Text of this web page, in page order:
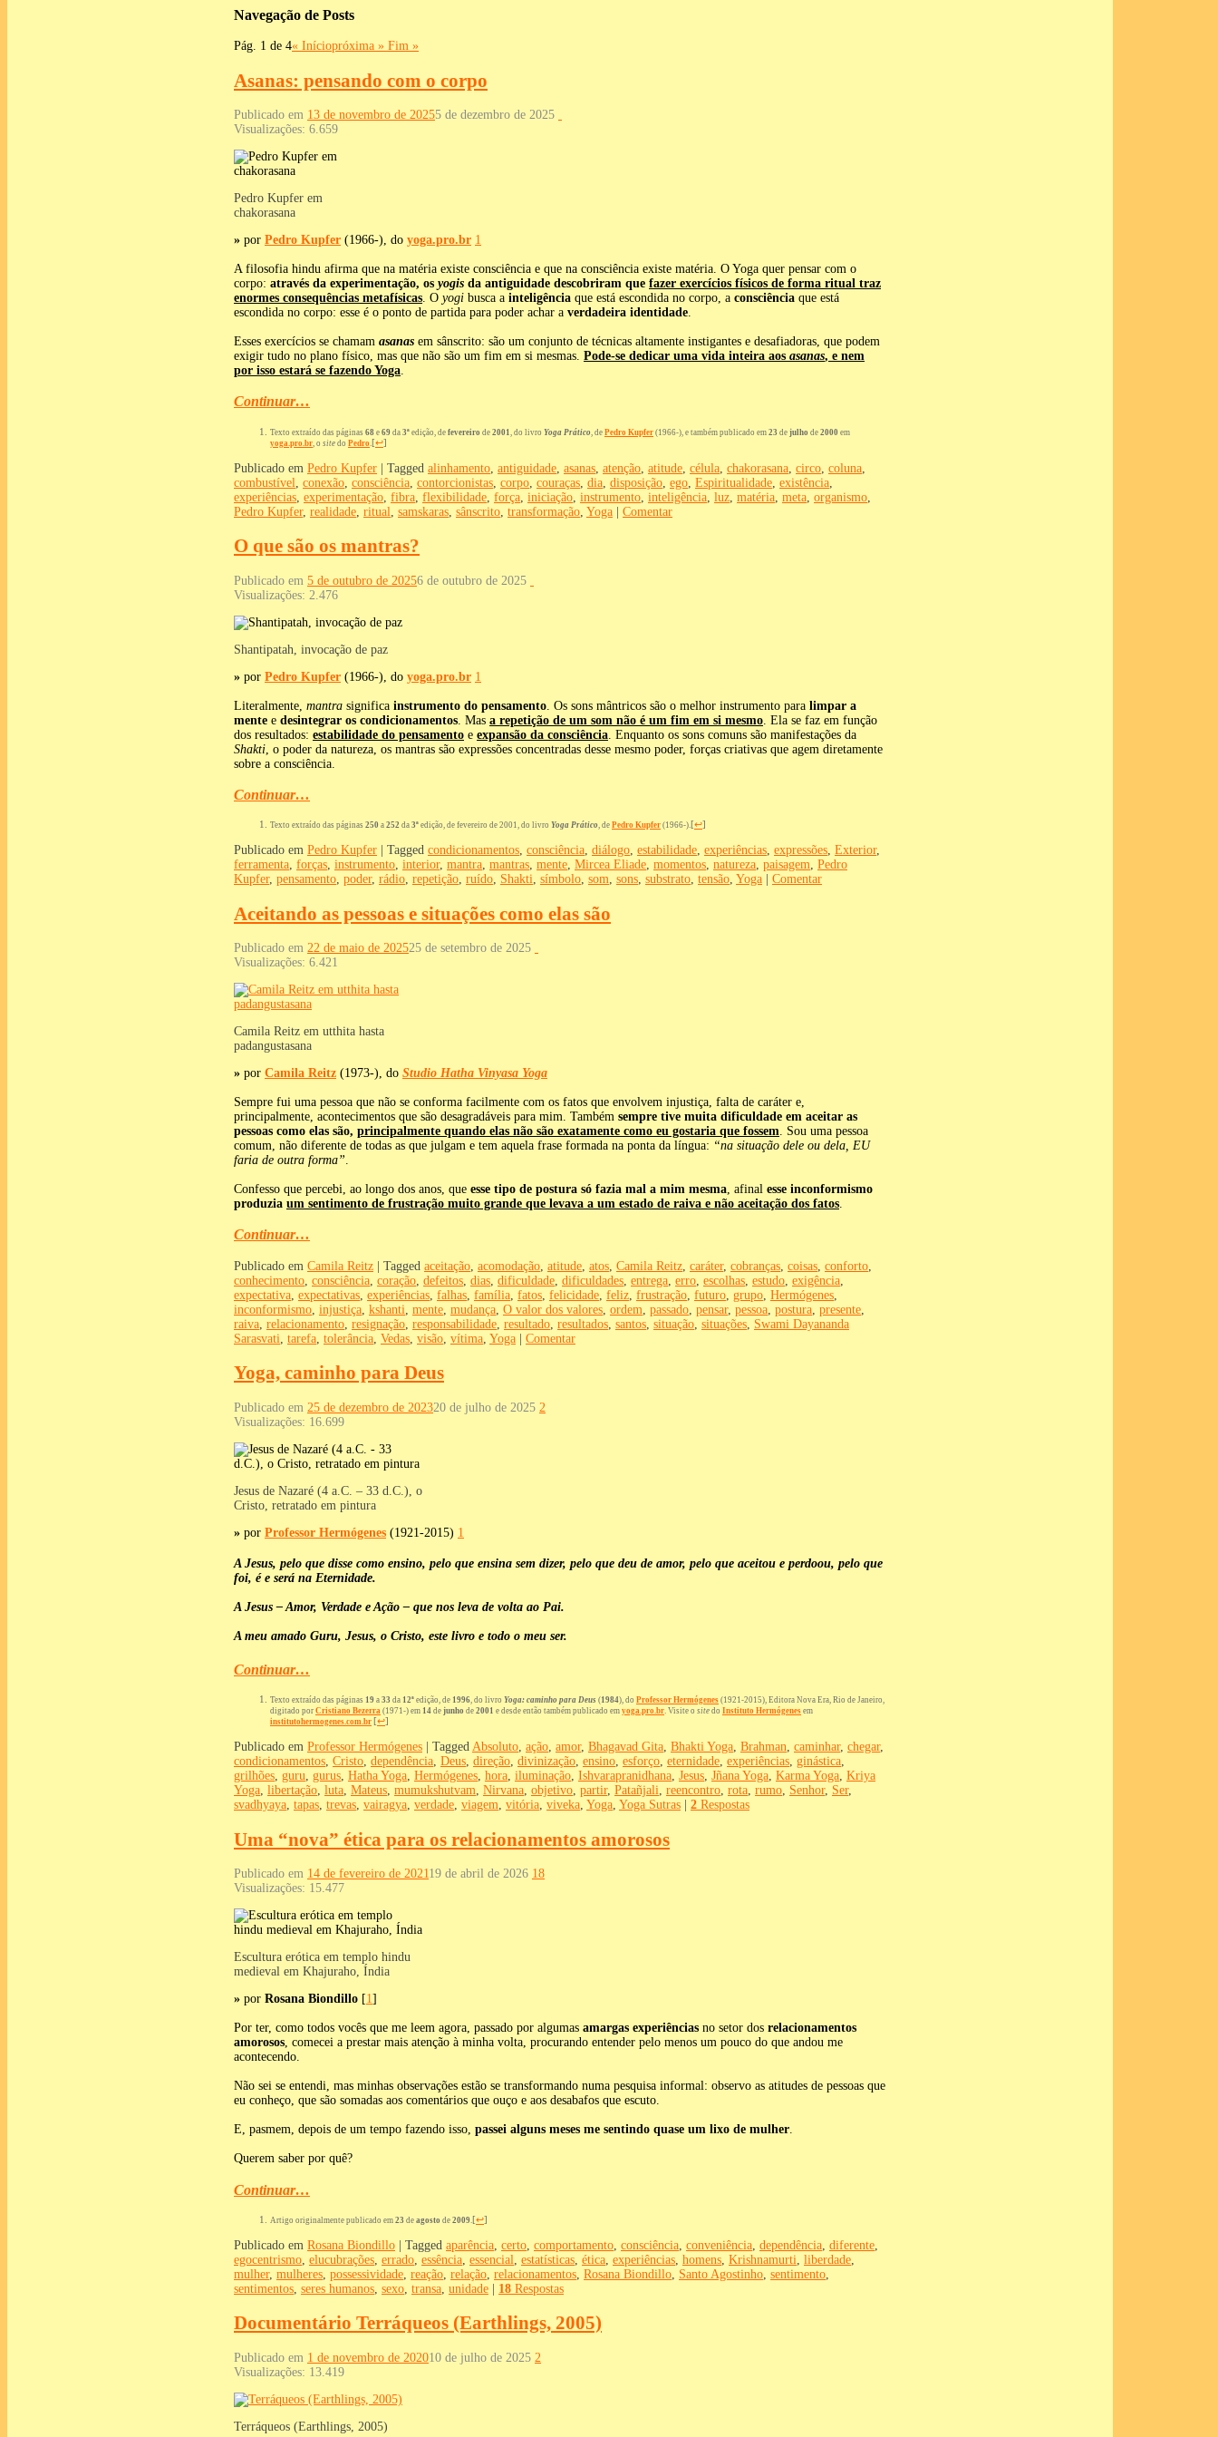
Navegação de Posts
Pág. 1 de 4« Iníciopróxima » Fim »
Asanas: pensando com o corpo
Publicado em 13 de novembro de 20255 de dezembro de 2025
Visualizações: 6.659
Pedro Kupfer em
chakorasana
» por Pedro Kupfer (1966-), do yoga.pro.br 1
A filosofia hindu afirma que na matéria existe consciência e que na consciência existe matéria. O Yoga quer pensar com o
corpo: através da experimentação, os yogis da antiguidade descobriram que fazer exercícios físicos de forma ritual traz
enormes consequências metafísicas . O yogi busca a inteligência que está escondida no corpo, a consciência que está
escondida no corpo: esse é o ponto de partida para poder achar a verdadeira identidade
Esses exercícios se chamam asanas em sânscrito: são um conjunto de técnicas altamente instigantes e desafiadoras, que podem
exigir tudo no plano físico, mas que não são um fim em si mesmas. Pode-se dedicar uma vida inteira aos asanas, e nem
por isso estará se fazendo Yoga
Continuar…
Texto extraído das páginas 68 e 69 da 3ª edição, de fevereiro de 2001 , do livro Yoga Prático , de Pedro Kupfer (1966-), e também publicado em 23 de julho de 2000 em
yoga.pro.br , o site do Pedro [↩]
Publicado em Pedro Kupfer | Tagged alinhamento antiguidade asanas atenção atitude célula chakorasana circo coluna
combustível conexão consciência contorcionistas corpo couraças dia disposição ego Espiritualidade existência
experiências experimentação fibra flexibilidade força iniciação instrumento inteligência luz matéria meta organismo
Pedro Kupfer, realidade ritual samskaras sânscrito transformação Yoga | Comentar
O que são os mantras?
Publicado em 5 de outubro de 20256 de outubro de 2025
Visualizações: 2.476
Shantipatah, invocação de paz
» por Pedro Kupfer (1966-), do yoga.pro.br 1
Literalmente, mantra significa instrumento do pensamento . Os sons mântricos são o melhor instrumento para limpar a
mente e desintegrar os condicionamentos . Mas a repetição de um som não é um fim em si mesmo . Ela se faz em função
dos resultados: estabilidade do pensamento e expansão da consciência . Enquanto os sons comuns são manifestações da
Shakti , o poder da natureza, os mantras são expressões concentradas desse mesmo poder, forças criativas que agem diretamente
sobre a consciência.
Continuar…
Texto extraído das páginas 250 a 252 da 3ª edição, de fevereiro de 2001, do livro Yoga Prático, de Pedro Kupfer (1966-).[↩]
Publicado em Pedro Kupfer Tagged condicionamentos, consciência, diálogo, estabilidade, experiências, expressões, Exterior,
ferramenta, forças, instrumento, interior, mantra, mantras, mente, Mircea Eliade, momentos, natureza, paisagem, Pedro
Kupfer, pensamento, poder, rádio, repetição, ruído, Shakti, símbolo, som, sons, substrato, tensão, Yoga Comentar
Aceitando as pessoas e situações como elas são
Publicado em 22 de maio de 202525 de setembro de 2025
Visualizações: 6.421
Camila Reitz em utthita hasta
padangustasana
» por Camila Reitz (1973-), do Studio Hatha Vinyasa Yoga
Sempre fui uma pessoa que não se conforma facilmente com os fatos que envolvem injustiça, falta de caráter e,
principalmente, acontecimentos que são desagradáveis para mim. Também sempre tive muita dificuldade em aceitar as
pessoas como elas são, principalmente quando elas não são exatamente como eu gostaria que fossem. Sou uma pessoa
comum, não diferente de todas as que julgam e tem aquela frase formada na ponta da língua: “na situação dele ou dela, EU
faria de outra forma”.
Confesso que percebi, ao longo dos anos, que esse tipo de postura só fazia mal a mim mesma, afinal esse inconformismo
produzia um sentimento de frustração muito grande que levava a um estado de raiva e não aceitação dos fatos.
Continuar…
Publicado em Camila Reitz Tagged aceitação acomodação atitude atos Camila Reitz caráter, cobranças coisas conforto
conhecimento consciência coração defeitos dias dificuldade dificuldades entrega erro escolhas estudo exigência
expectativa expectativas experiências falhas família fatos felicidade feliz frustração futuro grupo Hermógenes
inconformismo injustiça kshanti mente mudança O valor dos valores ordem passado pensar, pessoa postura presente
raiva relacionamento resignação responsabilidade resultado resultados santos situação situações Swami Dayananda
Sarasvati tarefa tolerância Vedas visão vítima Yoga Comentar
Yoga, caminho para Deus
Publicado em 25 de dezembro de 202320 de julho de 2025 2
Visualizações: 16.699
Jesus de Nazaré (4 a.C. – 33 d.C.), o
Cristo, retratado em pintura
» por Professor Hermógenes (1921-2015) 1
A Jesus, pelo que disse como ensino, pelo que ensina sem dizer, pelo que deu de amor, pelo que aceitou e perdoou, pelo que
foi, é e será na Eternidade.
A Jesus – Amor, Verdade e Ação – que nos leva de volta ao Pai.
A meu amado Guru, Jesus, o Cristo, este livro e todo o meu ser.
Continuar…
Texto extraído das páginas 19 a 33 da 12ª edição, de 1996, do livro Yoga: caminho para Deus (1984), do Professor Hermógenes (1921-2015), Editora Nova Era, Rio de Janeiro,
digitado por Cristiano Bezerra (1971-) em 14 de junho de 2001 e desde então também publicado em yoga.pro.br. Visite o site do Instituto Hermógenes em
institutohermogenes.com.br [↩]
Publicado em Professor Hermógenes Tagged Absoluto, ação, amor, Bhagavad Gita, Bhakti Yoga, Brahman, caminhar, chegar,
condicionamentos, Cristo, dependência, Deus, direção, divinização, ensino, esforço, eternidade, experiências, ginástica,
grilhões, guru, gurus, Hatha Yoga, Hermógenes, hora, iluminação, Ishvarapranidhana, Jesus, Jñana Yoga, Karma Yoga, Kriya
Yoga, libertação, luta, Mateus, mumukshutvam, Nirvana, objetivo, partir, Patañjali, reencontro, rota, rumo, Senhor, Ser,
svadhyaya, tapas, trevas, vairagya, verdade, viagem, vitória, viveka, Yoga, Yoga Sutras 2 Respostas
Uma “nova” ética para os relacionamentos amorosos
Publicado em 14 de fevereiro de 202119 de abril de 2026 18
Visualizações: 15.477
Escultura erótica em templo hindu
medieval em Khajuraho, Índia
» por Rosana Biondillo [1]
Por ter, como todos vocês que me leem agora, passado por algumas amargas experiências no setor dos relacionamentos
amorosos, comecei a prestar mais atenção à minha volta, procurando entender pelo menos um pouco do que andou me
acontecendo.
Não sei se entendi, mas minhas observações estão se transformando numa pesquisa informal: observo as atitudes de pessoas que
eu conheço, que são somadas aos comentários que ouço e aos desabafos que escuto.
E, pasmem, depois de um tempo fazendo isso, passei alguns meses me sentindo quase um lixo de mulher.
Querem saber por quê?
Continuar…
Artigo originalmente publicado em 23 de agosto de 2009 [↩]
Publicado em Rosana Biondillo Tagged aparência certo comportamento consciência conveniência dependência diferente
egocentrismo elucubrações errado essência essencial estatísticas ética experiências homens Krishnamurti liberdade
mulher, mulheres possessividade reação relação relacionamentos Rosana Biondillo Santo Agostinho sentimento
sentimentos seres humanos sexo transa unidade 18 Respostas
Documentário Terráqueos (Earthlings, 2005)
Publicado em 1 de novembro de 202010 de julho de 2025 2
Visualizações: 13.419
Terráqueos (Earthlings, 2005)